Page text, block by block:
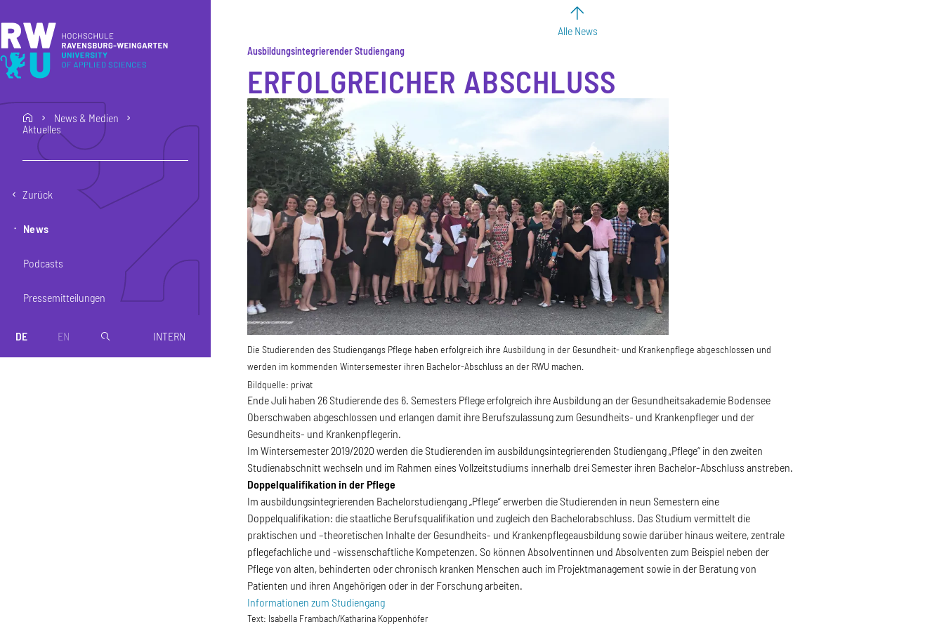
home
News & Medien
Aktuelles
Zurück
News
Podcasts
Pressemitteilungen
DE EN magnifier INTERN
Alle News
Ausbildungsintegrierender Studiengang
ERFOLGREICHER ABSCHLUSS
Die Studierenden des Studiengangs Pflege haben erfolgreich ihre Ausbildung in der Gesundheit- und Krankenpflege abgeschlossen und
werden im kommenden Wintersemester ihren Bachelor-Abschluss an der RWU machen.
Bildquelle: privat
Ende Juli haben 26 Studierende des 6. Semesters Pflege erfolgreich ihre Ausbildung an der Gesundheitsakademie Bodensee
Oberschwaben abgeschlossen und erlangen damit ihre Berufszulassung zum Gesundheits- und Krankenpfleger und der
Gesundheits- und Krankenpflegerin.
Im Wintersemester 2019/2020 werden die Studierenden im ausbildungsintegrierenden Studiengang „Pflege“ in den zweiten
Studienabschnitt wechseln und im Rahmen eines Vollzeitstudiums innerhalb drei Semester ihren Bachelor-Abschluss anstreben.
Doppelqualifikation in der Pflege
Im ausbildungsintegrierenden Bachelorstudiengang „Pflege“ erwerben die Studierenden in neun Semestern eine
Doppelqualifikation: die staatliche Berufsqualifikation und zugleich den Bachelorabschluss. Das Studium vermittelt die
praktischen und –theoretischen Inhalte der Gesundheits- und Krankenpflegeausbildung sowie darüber hinaus weitere, zentrale
pflegefachliche und -wissenschaftliche Kompetenzen. So können Absolventinnen und Absolventen zum Beispiel neben der
Pflege von alten, behinderten oder chronisch kranken Menschen auch im Projektmanagement sowie in der Beratung von
Patienten und ihren Angehörigen oder in der Forschung arbeiten.
Informationen zum Studiengang
Text: Isabella Frambach/Katharina Koppenhöfer